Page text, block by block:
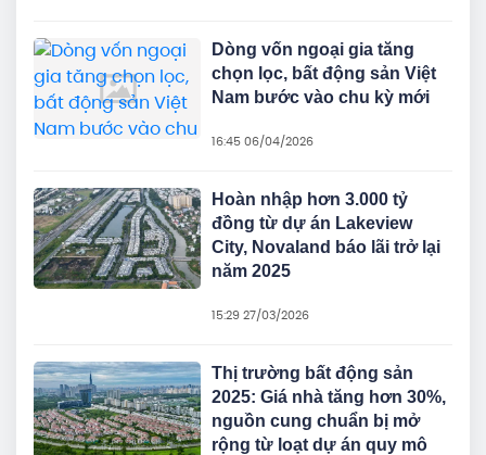
Dòng vốn ngoại gia tăng
chọn lọc, bất động sản Việt
Nam bước vào chu kỳ mới
16:45 06/04/2026
Hoàn nhập hơn 3.000 tỷ
đồng từ dự án Lakeview
City, Novaland báo lãi trở lại
năm 2025
15:29 27/03/2026
Thị trường bất động sản
2025: Giá nhà tăng hơn 30%,
nguồn cung chuẩn bị mở
rộng từ loạt dự án quy mô